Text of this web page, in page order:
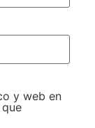
y web en